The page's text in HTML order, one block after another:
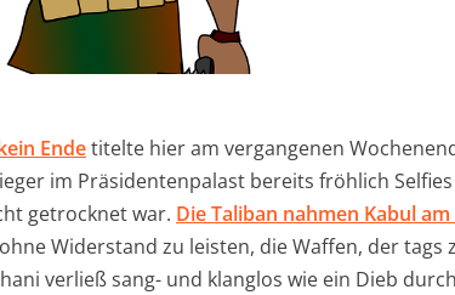
Endetitelte hier am vergangenen
im Präsidentenpalast bereits fröhlich
getrocknet war. Die Taliban nahmen Kabul
Widerstand zu leisten, die Waffen, der tags
verließ sang- und klanglos wie ein Dieb